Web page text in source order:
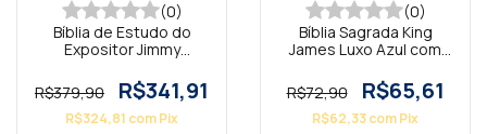
(0)
Bíblia de Estudo do
Expositor Jimmy
R$379,90
R$341,91
R$324,81 comPix
(0)
Bíblia Sagrada King
James Luxo Azul com
R$72,90
R$65,61
R$62,33comPix